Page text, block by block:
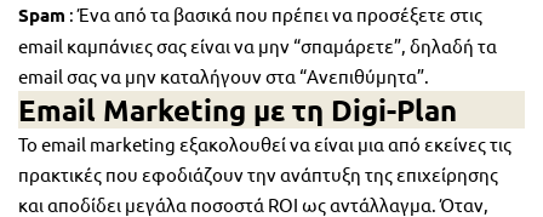
Spam : Ένα από τα βασικά που πρέπει να προσέξετε στις
email καμπάνιες σας είναι να μην “σπαμάρετε”, δηλαδή τα
email σας να μην καταλήγουν στα “Ανεπιθύμητα”.
Email Marketing με τη Digi-Plan
To email marketing εξακολουθεί να είναι μια από εκείνες τις
πρακτικές που εφοδιάζουν την ανάπτυξη της επιχείρησης
και αποδίδει μεγάλα ποσοστά ROI ως αντάλλαγμα. Όταν,